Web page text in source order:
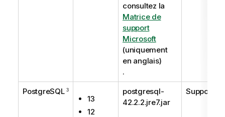
consultez la
Matrice de
support
Microsoft
(uniquement
en anglais)
.
PostgreSQL3
13
12
postgresql-
42.2.2.jre7.jar
Supporté